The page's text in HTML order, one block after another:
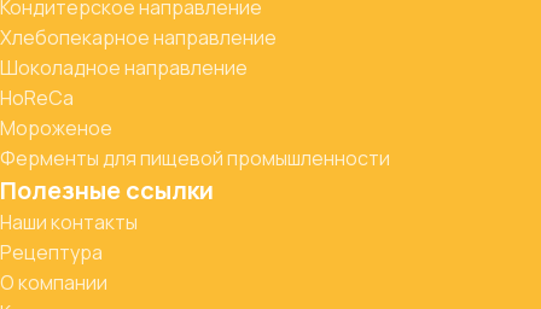
Кондитерское направление
Хлебопекарное направление
Шоколадное направление
HoReCa
Мороженое
Ферменты для пищевой промышленности
Полезные ссылки
Наши контакты
Рецептура
О компании